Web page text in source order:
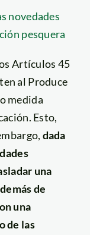
novedades
pesquera
Artículos 45
al Produce
medida
Esto,
dada
una
de
una
de las